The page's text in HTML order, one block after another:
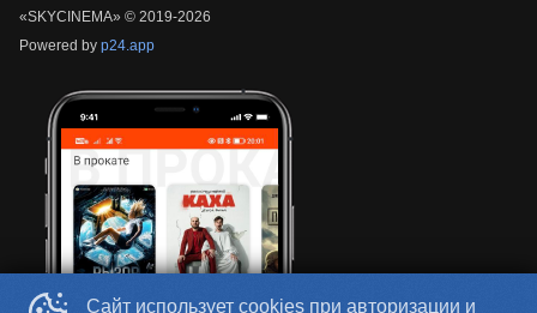
Сайт использует cookies при авторизации и
«‎SKYCINEMA» © 2019-2026
Powered by p24.app